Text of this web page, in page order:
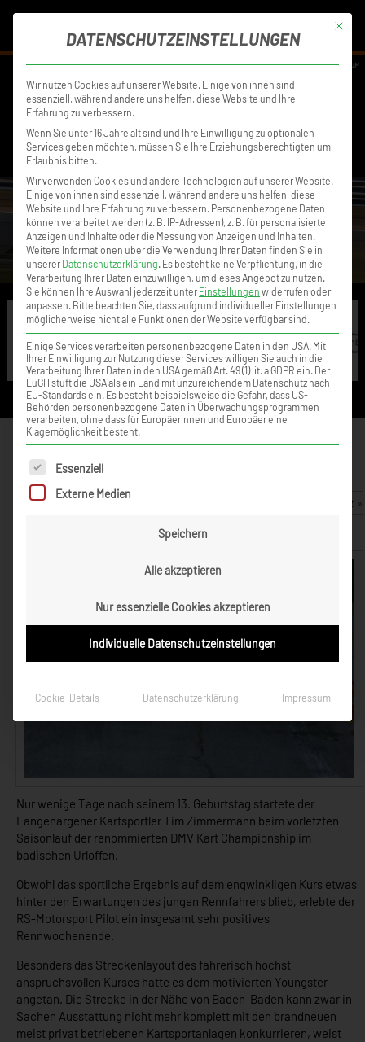
MENÜ
DISCLAIMER DATENSCHUTZ IMPRESSUM
Tim Zimmermann – Fahrspaß in
Urloffen
14. September 2009 Zurück zur Artikelübersicht »
Nur wenige Tage nach seinem 13. Geburtstag startete der
Langenargener Kartsportler Tim Zimmermann beim vorletzten
Saisonlauf der renommierten DMV Kart Championship im
badischen Urloffen.
Obwohl das sportliche Ergebnis auf dem engwinkligen Kurs etwas
hinter den Erwartungen des jungen Rennfahrers blieb, erlebte der
RS-Motorsport Pilot ein insgesamt sehr positives
Rennwochenende.
Besonders das Streckenlayout des fahrerisch höchst
anspruchsvollen Kurses hatte es dem motivierten Youngster
angetan. Die Strecke in der Nähe von Baden-Baden kann zwar in
Sachen Ausstattung nicht mehr komplett mit den brandneuen
meist privat betriebenen Kartsportanlagen konkurrieren, weist
Mit
DATENSCHUTZEINSTELLUNGEN
Wir nutzen Cookies auf unserer Website. Einige von ihnen sind
essenziell, während andere uns helfen, diese Website und Ihre
Erfahrung zu verbessern.
Wenn Sie unter 16 Jahre alt sind und Ihre Einwilligung zu optionalen
Services geben möchten, müssen Sie Ihre Erziehungsberechtigten um
Erlaubnis bitten.
Wir verwenden Cookies und andere Technologien auf unserer Website.
Einige von ihnen sind essenziell, während andere uns helfen, diese
Website und Ihre Erfahrung zu verbessern. Personenbezogene Daten
können verarbeitet werden (z. B. IP-Adressen), z. B. für personalisierte
Anzeigen und Inhalte oder die Messung von Anzeigen und Inhalten.
Weitere Informationen über die Verwendung Ihrer Daten finden Sie in
unserer Datenschutzerklärung. Es besteht keine Verpflichtung, in die
Verarbeitung Ihrer Daten einzuwilligen, um dieses Angebot zu nutzen.
Sie können Ihre Auswahl jederzeit unter Einstellungen widerrufen oder
anpassen. Bitte beachten Sie, dass aufgrund individueller Einstellungen
möglicherweise nicht alle Funktionen der Website verfügbar sind.
Einige Services verarbeiten personenbezogene Daten in den USA. Mit
Ihrer Einwilligung zur Nutzung dieser Services willigen Sie auch in die
Verarbeitung Ihrer Daten in den USA gemäß Art. 49 (1) lit. a GDPR ein. Der
EuGH stuft die USA als ein Land mit unzureichendem Datenschutz nach
EU-Standards ein. Es besteht beispielsweise die Gefahr, dass US-
Behörden personenbezogene Daten in Überwachungsprogrammen
verarbeiten, ohne dass für Europäerinnen und Europäer eine
Klagemöglichkeit besteht.
Es folgt eine Liste der Service-Gruppen, für die eine Einwilligung
Essenziell
Externe Medien
Speichern
Alle akzeptieren
Nur essenzielle Cookies akzeptieren
Individuelle Datenschutzeinstellungen
Cookie-Details Datenschutzerklärung Impressum